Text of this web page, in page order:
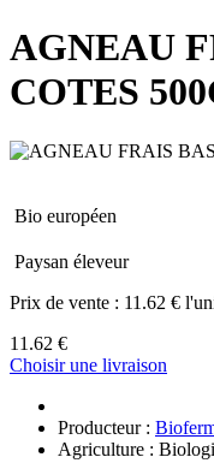
AGNEAU
COTES
Bio européen
Paysan éleveur
Prix de vente : 11.62 €
11.62 €
Choisir une livraison
Producteur :
Agriculture :